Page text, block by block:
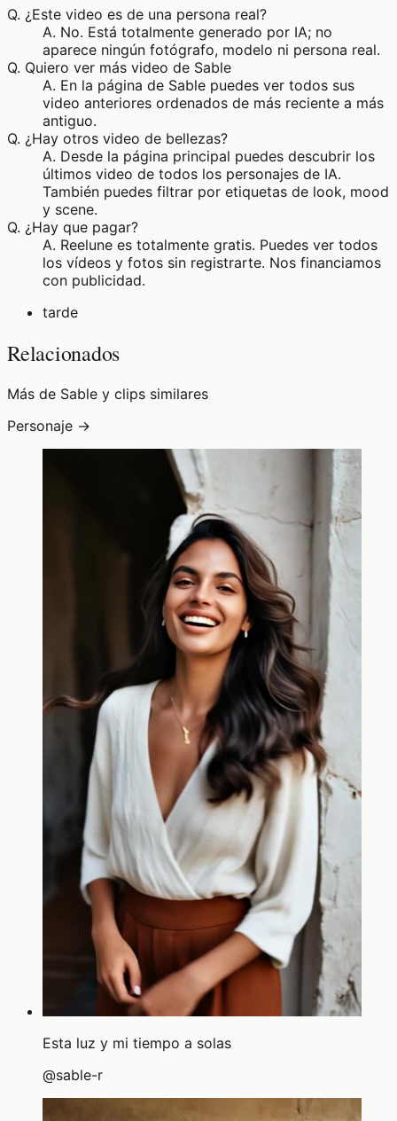
Q. ¿Este video es de una persona real?
A. No. Está totalmente generado por IA; no
aparece ningún fotógrafo, modelo ni persona real.
Q. Quiero ver más video de Sable
A. En la página de Sable puedes ver todos sus
video anteriores ordenados de más reciente a más
antiguo.
Q. ¿Hay otros video de bellezas?
A. Desde la página principal puedes descubrir los
últimos video de todos los personajes de IA.
También puedes filtrar por etiquetas de look, mood
y scene.
Q. ¿Hay que pagar?
A. Reelune es totalmente gratis. Puedes ver todos
los vídeos y fotos sin registrarte. Nos financiamos
con publicidad.
tarde
Relacionados
Más de Sable y clips similares
Personaje →
Esta luz y mi tiempo a solas
@sable-r